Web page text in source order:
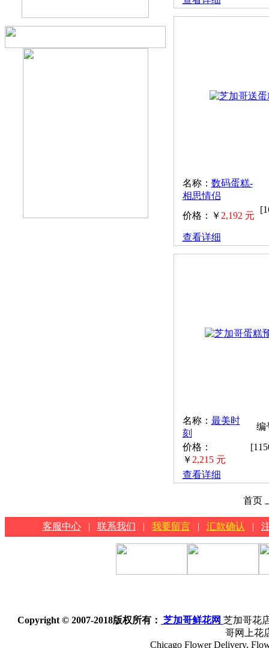
名称： 数码蛋糕-
相思情侣
价格：￥ 2,192 元
查看详细
名称： 最美时
刻
编
价格：
￥ 2,215 元
查看详细
首页
客服中心 | 联系我们 | 我要留言 | 汇款确认 |
Copyright © 2007-2018版权所有： 芝加哥鲜花网 芝加哥花
哥网上花
Chicago Flower Delivery,